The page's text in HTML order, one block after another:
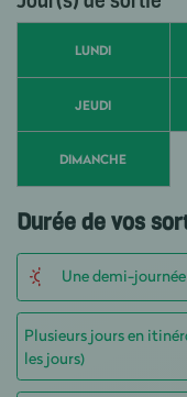
LUNDI
JEUDI
DIMANCHE
Durée de vos
Une demi-journée
Plusieurs jours en
les jours)